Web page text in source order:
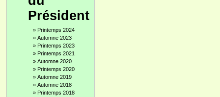
Président
» Printemps 2024
» Automne 2023
» Printemps 2023
» Printemps 2021
» Automne 2020
» Printemps 2020
» Automne 2019
» Automne 2018
» Printemps 2018